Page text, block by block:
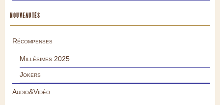
NOUVEAUTÉS
Récompenses
Millésimes 2025
Jokers
Audio&Vidéo